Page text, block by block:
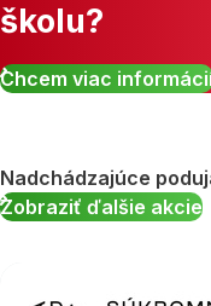
školu?
Chcem viac
Nadchádzajúce
Zobraziť ďalšie akcie